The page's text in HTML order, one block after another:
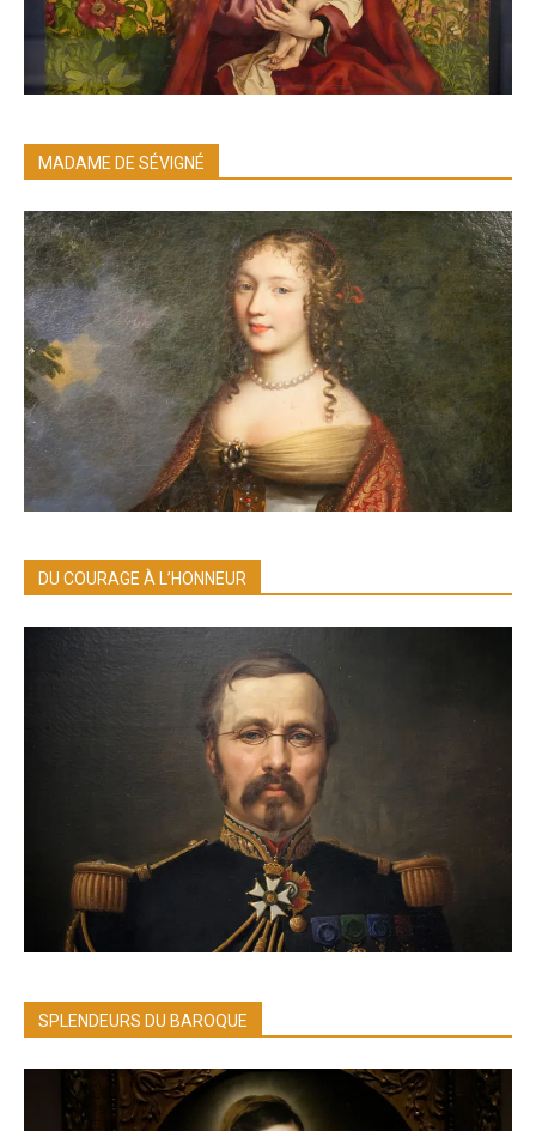
MADAME DE SÉVIGNÉ
DU COURAGE À L’HONNEUR
SPLENDEURS DU BAROQUE